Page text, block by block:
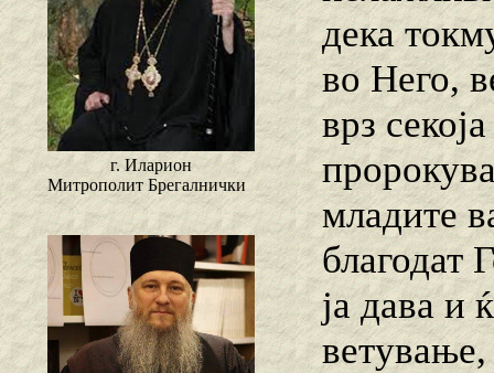
г. Иларион
Митрополит Брегалнички
дека
во Него,
врз
младите
благодат
ја дава и